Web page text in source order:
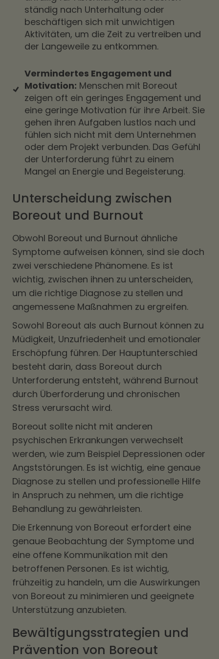
ständig nach Unterhaltung oder
beschäftigen sich mit unwichtigen
Aktivitäten, um die Zeit zu vertreiben und
der Langeweile zu entkommen.
Vermindertes Engagement und
Motivation: Menschen mit Boreout
zeigen oft ein geringes Engagement und
eine geringe Motivation für ihre Arbeit. Sie
gehen ihren Aufgaben lustlos nach und
fühlen sich nicht mit dem Unternehmen
oder dem Projekt verbunden. Das Gefühl
der Unterforderung führt zu einem
Mangel an Energie und Begeisterung.
Unterscheidung zwischen
Boreout und Burnout
Obwohl Boreout und Burnout ähnliche
Symptome aufweisen können, sind sie doch
zwei verschiedene Phänomene. Es ist
wichtig, zwischen ihnen zu unterscheiden,
um die richtige Diagnose zu stellen und
angemessene Maßnahmen zu ergreifen.
Sowohl Boreout als auch Burnout können zu
Müdigkeit, Unzufriedenheit und emotionaler
Erschöpfung führen. Der Hauptunterschied
besteht darin, dass Boreout durch
Unterforderung entsteht, während Burnout
durch Überforderung und chronischen
Stress verursacht wird.
Boreout sollte nicht mit anderen
psychischen Erkrankungen verwechselt
werden, wie zum Beispiel Depressionen oder
Angststörungen. Es ist wichtig, eine genaue
Diagnose zu stellen und professionelle Hilfe
in Anspruch zu nehmen, um die richtige
Behandlung zu gewährleisten.
Die Erkennung von Boreout erfordert eine
genaue Beobachtung der Symptome und
eine offene Kommunikation mit den
betroffenen Personen. Es ist wichtig,
frühzeitig zu handeln, um die Auswirkungen
von Boreout zu minimieren und geeignete
Unterstützung anzubieten.
Bewältigungsstrategien und
Prävention von Boreout